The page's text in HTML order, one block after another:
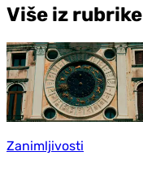
Više iz rubrike
Zanimljivosti